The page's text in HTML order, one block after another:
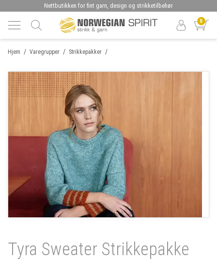
Nettbutikken for fint garn, design og strikketilbehør
0
/
Hjem /
Varegrupper /
Strikkepakker
Tyra Sweater Strikkepakke